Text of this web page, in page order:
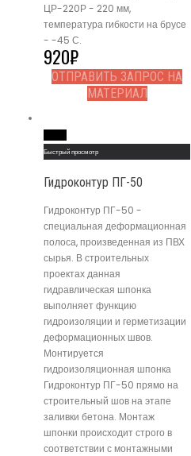
ЦР-220Р - 220 мм,
температура гибкости на брусе
- -45 С.
920₽
ОТПРАВИТЬ ЗАПРОС НА
МАТЕРИАЛ
Быстрый просмотр
Гидроконтур ПГ-50
Гидроконтур ПГ-50 -
специальная деформационная
полоса, произведенная из ПВХ
сырья. В строительных
проектах данная
гидравлическая шпонка
выполняет функцию
гидроизоляции и герметизации
деформационных швов.
Монтируется
гидроизоляционная шпонка
Гидроконтур ПГ-50 прямо на
строительный шов на этапе
заливки бетона. Монтаж
шпонки происходит строго в
соответствии с монтажными